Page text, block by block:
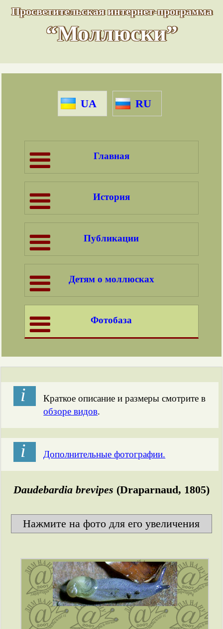
Просветительская интернет-программа
“Моллюски”
UA RU
Главная
История
Публикации
Детям о моллюсках
Фотобаза
і
Краткое описание и размеры смотрите в
обзоре видов.
і Дополнительные фотографии.
Daudebardia brevipes (Draparnaud, 1805)
Нажмите на фото для его увеличения